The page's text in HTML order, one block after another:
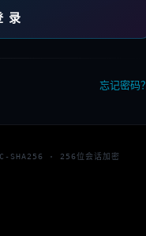
录
忘记密码？
SHA256 · 256位会话加密